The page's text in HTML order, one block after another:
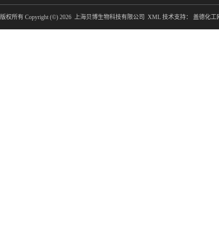
版权所有 Copyright (©) 2026 上海贝博生物科技有限公司 XML 技术支持： 盖德化工